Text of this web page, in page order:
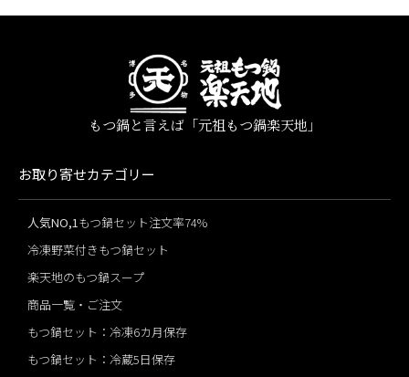
もつ鍋と言えば「元祖もつ鍋楽天地」
お取り寄せカテゴリー
人気NO,1もつ鍋セット注文率74%
冷凍野菜付きもつ鍋セット
楽天地のもつ鍋スープ
商品一覧・ご注文
もつ鍋セット：冷凍6カ月保存
もつ鍋セット：冷蔵5日保存